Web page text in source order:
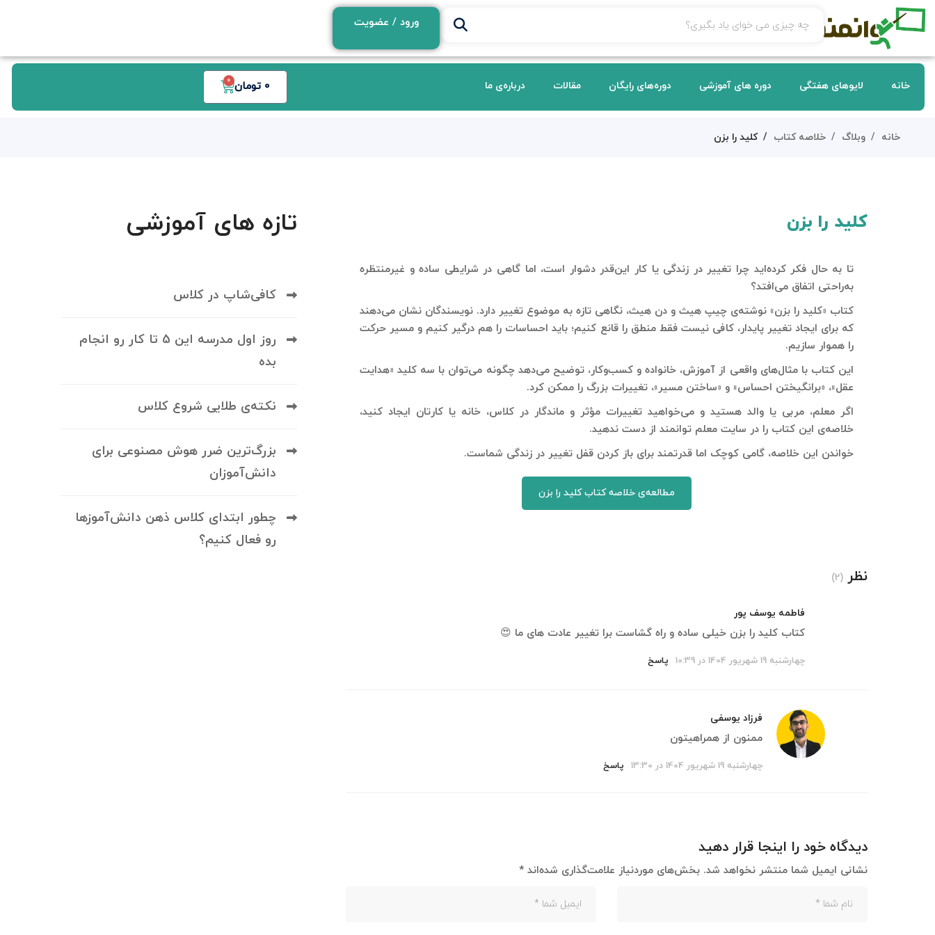
ورود / عضویت
خانه لایوهای هفتگی دوره های آموزشی دوره‌های رایگان مقالات درباره‌ی ما 0 تومان 0
خانه وبلاگ خلاصه کتاب کلید را بزن
کلید را بزن
تا به حال فکر کرده‌اید چرا تغییر در زندگی یا کار این‌قدر دشوار است، اما گاهی در شرایطی ساده و غیرمنتظره
به‌راحتی اتفاق می‌افتد؟
کتاب «کلید را بزن» نوشته‌ی چیپ هیث و دن هیث، نگاهی تازه به موضوع تغییر دارد. نویسندگان نشان می‌دهند
که برای ایجاد تغییر پایدار، کافی نیست فقط منطق را قانع کنیم؛ باید احساسات را هم درگیر کنیم و مسیر حرکت
را هموار سازیم.
این کتاب با مثال‌های واقعی از آموزش، خانواده و کسب‌وکار، توضیح می‌دهد چگونه می‌توان با سه کلید «هدایت
عقل»، «برانگیختن احساس» و «ساختن مسیر»، تغییرات بزرگ را ممکن کرد.
اگر معلم، مربی یا والد هستید و می‌خواهید تغییرات مؤثر و ماندگار در کلاس، خانه یا کارتان ایجاد کنید،
خلاصه‌ی این کتاب را در سایت معلم توانمند از دست ندهید.
خواندن این خلاصه، گامی کوچک اما قدرتمند برای باز کردن قفل تغییر در زندگی شماست.​
مطالعه‌ی خلاصه کتاب کلید را بزن
نظر (2)
فاطمه یوسف پور
کتاب کلید را بزن خیلی ساده و راه گشاست برا تغییر عادت های ما 😍
چهارشنبه 19 شهریور 1404 در 10:39 پاسخ
فرزاد یوسفی
ممنون از همراهیتون
چهارشنبه 19 شهریور 1404 در 13:30 پاسخ
دیدگاه خود را اینجا قرار دهید
نشانی ایمیل شما منتشر نخواهد شد. بخش‌های موردنیاز علامت‌گذاری شده‌اند *
تازه های آموزشی
کافی‌شاپ در کلاس
روز اول مدرسه این 5 تا کار رو انجام
بده
نکته‌ی طلایی شروع کلاس
بزرگ‌ترین ضرر هوش مصنوعی برای
دانش‌آموزان
چطور ابتدای کلاس ذهن دانش‌آموزها
رو فعال کنیم؟